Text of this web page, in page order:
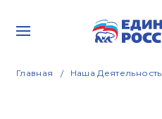
Главная Наша Деятельность